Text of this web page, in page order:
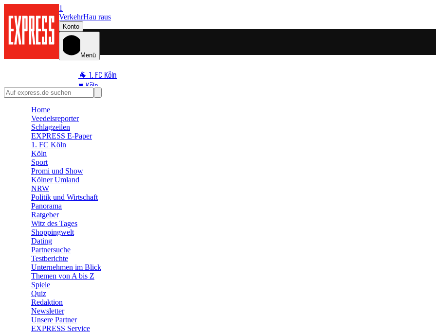
1
VerkehrHau raus
Konto
Menü
🐐 1. FC Köln
♥️ Köln
⭐ Promi
🛒 Shoppingwelt
🧩 Spiele
Home
Veedelsreporter
Schlagzeilen
EXPRESS E-Paper
1. FC Köln
Köln
Sport
Promi und Show
Kölner Umland
NRW
Politik und Wirtschaft
Panorama
Ratgeber
Witz des Tages
Shoppingwelt
Dating
Partnersuche
Testberichte
Unternehmen im Blick
Themen von A bis Z
Spiele
Quiz
Redaktion
Newsletter
Unsere Partner
EXPRESS Service